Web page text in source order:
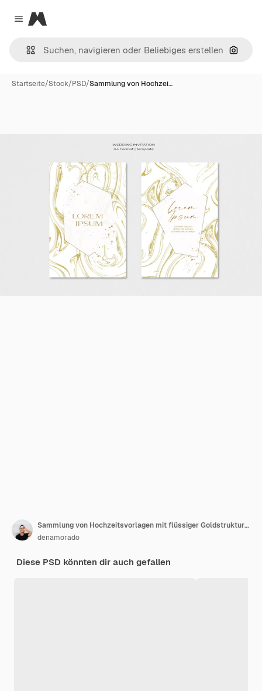
Close menu
Magnific
Nach
Startseite/Stock/PSD/Sammlung von Hochzei…
Sammlung von Hochzeitsvorlagen mit flüssiger Goldstruktur auf weißem Hintergrund
denamorado
Diese PSD könnten dir auch gefallen